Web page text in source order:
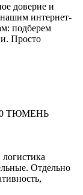
доверие и
интернет-
подберем
Просто
ТЮМЕНЬ
Отдельно